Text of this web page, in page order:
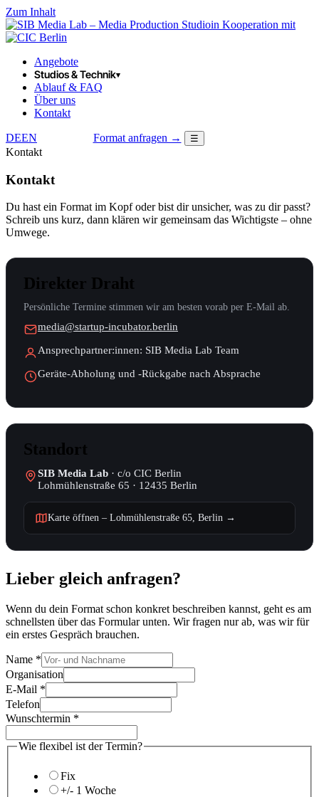
Zum Inhalt
in Kooperation mit
Angebote
Studios & Technik▾
Ablauf & FAQ
Über uns
Kontakt
DEEN Format anfragen → ☰
Kontakt
Kontakt
Du hast ein Format im Kopf oder bist dir unsicher, was zu dir passt?
Schreib uns kurz, dann klären wir gemeinsam das Wichtigste – ohne
Umwege.
Direkter Draht
Persönliche Termine stimmen wir am besten vorab per E-Mail ab.
media@startup-incubator.berlin
Ansprechpartner:innen: SIB Media Lab Team
Geräte-Abholung und -Rückgabe nach Absprache
Standort
SIB Media Lab · c/o CIC Berlin
Lohmühlenstraße 65 · 12435 Berlin
Karte öffnen – Lohmühlenstraße 65, Berlin →
Lieber gleich anfragen?
Wenn du dein Format schon konkret beschreiben kannst, geht es am
schnellsten über das Formular unten. Wir fragen nur ab, was wir für
ein erstes Gespräch brauchen.
Name *
Organisation
E-Mail *
Telefon
Wunschtermin *
Wie flexibel ist der Termin?
Fix
+/- 1 Woche